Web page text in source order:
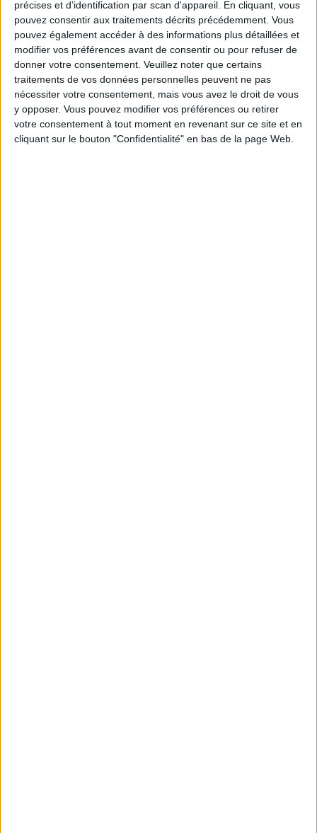
précises et d’identification par scan d'appareil. En cliquant, vous
pouvez consentir aux traitements décrits précédemment. Vous
pouvez également accéder à des informations plus détaillées et
modifier vos préférences avant de consentir ou pour refuser de
donner votre consentement. Veuillez noter que certains
traitements de vos données personnelles peuvent ne pas
nécessiter votre consentement, mais vous avez le droit de vous
y opposer. Vous pouvez modifier vos préférences ou retirer
votre consentement à tout moment en revenant sur ce site et en
cliquant sur le bouton "Confidentialité" en bas de la page Web.
LES SACS D’ÉTÉ QUI DONNENT LE TON DE LA SAISON